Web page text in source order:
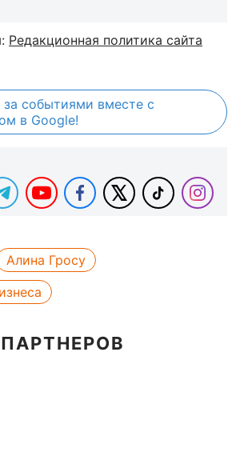
Редакционная политика сайта
за событиями вместе с
в Google!
Алина Гросу